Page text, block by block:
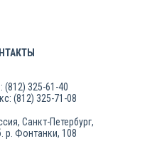
(812) 325-61-40
(812) 325-71-08
Санкт-Петербург,
р. Фонтанки, 108